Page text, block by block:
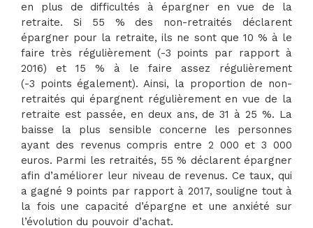
en plus de difficultés à épargner en vue de la
retraite. Si 55 % des non-retraités déclarent
épargner pour la retraite, ils ne sont que 10 % à le
faire très régulièrement (-3 points par rapport à
2016) et 15 % à le faire assez régulièrement
(-3 points également). Ainsi, la proportion de non-
retraités qui épargnent régulièrement en vue de la
retraite est passée, en deux ans, de 31 à 25 %. La
baisse la plus sensible concerne les personnes
ayant des revenus compris entre 2 000 et 3 000
euros. Parmi les retraités, 55 % déclarent épargner
afin d’améliorer leur niveau de revenus. Ce taux, qui
a gagné 9 points par rapport à 2017, souligne tout à
la fois une capacité d’épargne et une anxiété sur
l’évolution du pouvoir d’achat.